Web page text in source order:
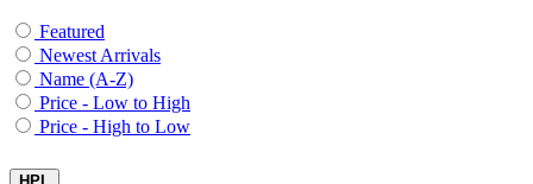
Featured
Newest Arrivals
Name (A-Z)
Price - Low to High
Price - High to Low
HPL